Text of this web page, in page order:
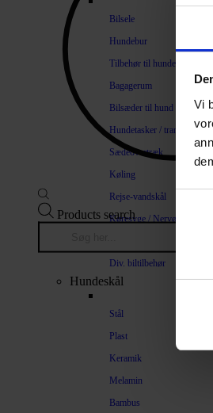
Vi
Bilsele
Hundebur
Tilbehør til hundebure
Bagagerum
Bilsæder til hund
Hundetasker /
Sædeovertræk
Køling
Rejse-vandskål
Køresyge / Nervøsitet
Div. biltilbehør
Hundeskål
Stål
Plast
Keramik
Melamin
Bambus
Products search